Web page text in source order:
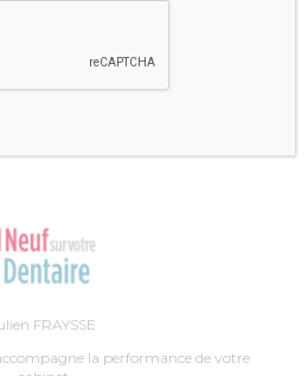
croître depuis 1991. De 1.1% il y a 20…
FRAYSSE
la performance de votre